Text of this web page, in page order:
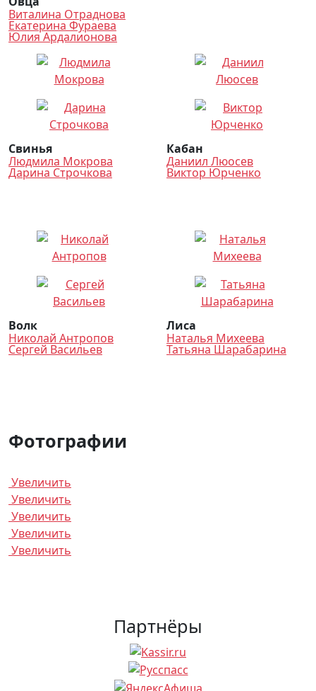
Виталина Отраднова
Екатерина Фураева
Юлия Ардалионова
Свинья
Людмила Мокрова
Дарина Строчкова
Кабан
Даниил Люосев
Виктор Юрченко
Волк
Николай Антропов
Сергей Васильев
Лиса
Наталья Михеева
Татьяна Шарабарина
Фотографии
Увеличить
Увеличить
Увеличить
Увеличить
Увеличить
Партнёры